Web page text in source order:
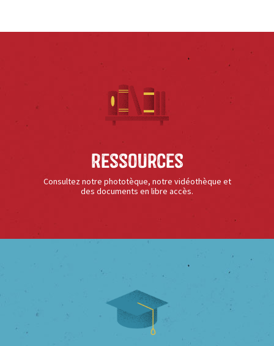
Ressources
Consultez notre phototèque, notre vidéothèque et
des documents en libre accès.